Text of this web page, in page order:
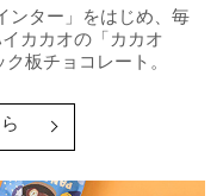
ンター」をはじめ、毎
カカオの「カカオ
板チョコレート。